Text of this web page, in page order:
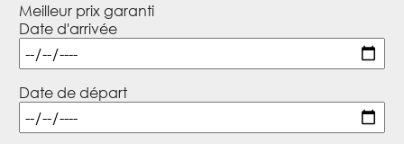
Meilleur prix garanti
Date d'arrivée
Date de départ